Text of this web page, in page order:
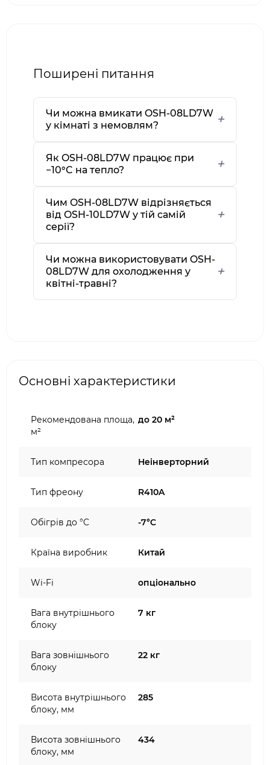
Поширені питання
Чи можна вмикати OSH-08LD7W
у кімнаті з немовлям?
Як OSH-08LD7W працює при
−10°C на тепло?
Чим OSH-08LD7W відрізняється
від OSH-10LD7W у тій самій
серії?
Чи можна використовувати OSH-
08LD7W для охолодження у
квітні-травні?
Основні характеристики
Рекомендована площа,
м²
до 20 м²
Тип компресора Неінверторний
Тип фреону R410A
Обігрів до °C -7°C
Країна виробник Китай
Wi-Fi опціонально
Вага внутрішнього
блоку
7 кг
Вага зовнішнього
блоку
22 кг
Висота внутрішнього
блоку, мм
285
Висота зовнішнього
блоку, мм
434